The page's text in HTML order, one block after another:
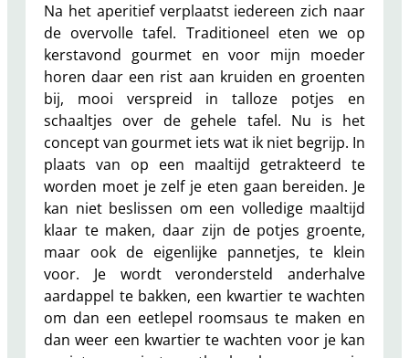
Na het aperitief verplaatst iedereen zich naar
de overvolle tafel. Traditioneel eten we op
kerstavond gourmet en voor mijn moeder
horen daar een rist aan kruiden en groenten
bij, mooi verspreid in talloze potjes en
schaaltjes over de gehele tafel. Nu is het
concept van gourmet iets wat ik niet begrijp. In
plaats van op een maaltijd getrakteerd te
worden moet je zelf je eten gaan bereiden. Je
kan niet beslissen om een volledige maaltijd
klaar te maken, daar zijn de potjes groente,
maar ook de eigenlijke pannetjes, te klein
voor. Je wordt verondersteld anderhalve
aardappel te bakken, een kwartier te wachten
om dan een eetlepel roomsaus te maken en
dan weer een kwartier te wachten voor je kan